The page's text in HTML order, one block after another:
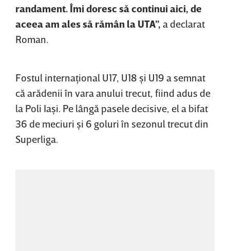
randament. Îmi doresc să continui aici, de
aceea am ales să rămân la UTA”, a declarat
Roman.
Fostul internaţional U17, U18 şi U19 a semnat
că arădenii în vara anului trecut, fiind adus de
la Poli Iaşi. Pe lângă pasele decisive, el a bifat
36 de meciuri şi 6 goluri în sezonul trecut din
Superliga.